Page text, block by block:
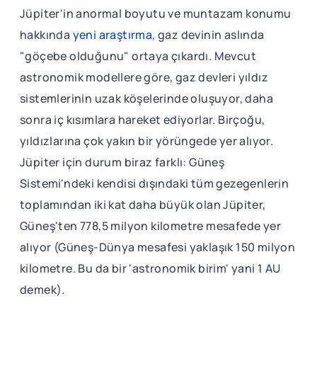
Jüpiter'in anormal boyutu ve muntazam konumu
hakkında yeni araştırma, gaz devinin aslında
"göçebe olduğunu" ortaya çıkardı. Mevcut
astronomik modellere göre, gaz devleri yıldız
sistemlerinin uzak köşelerinde oluşuyor, daha
sonra iç kısımlara hareket ediyorlar. Birçoğu,
yıldızlarına çok yakın bir yörüngede yer alıyor.
Jüpiter için durum biraz farklı: Güneş
Sistemi'ndeki kendisi dışındaki tüm gezegenlerin
toplamından iki kat daha büyük olan Jüpiter,
Güneş'ten 778,5 milyon kilometre mesafede yer
alıyor (Güneş-Dünya mesafesi yaklaşık 150 milyon
kilometre. Bu da bir 'astronomik birim' yani 1 AU
demek).